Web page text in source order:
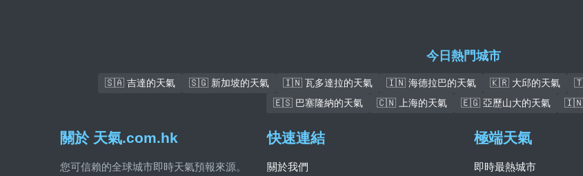
今日熱門城市
🇸🇦 吉達的天氣 🇸🇬 新加坡的天氣 🇮🇳 瓦多達拉的天氣 🇮🇳 海德拉巴的天氣 🇰🇷 大邱的天氣
🇪🇸 巴塞隆納的天氣
🇨🇳 上海的天氣 🇪🇬 亞歷山大的天氣 🇮🇳
關於 天氣.com.hk
您可信賴的全球城市即時天氣預報來源。
快速連結
關於我們
極端天氣
即時最熱城市